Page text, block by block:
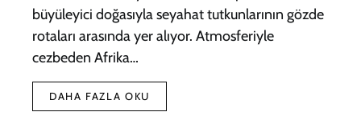
büyüleyici doğasıyla seyahat tutkunlarının gözde
rotaları arasında yer alıyor. Atmosferiyle
cezbeden Afrika…
DAHA FAZLA OKU